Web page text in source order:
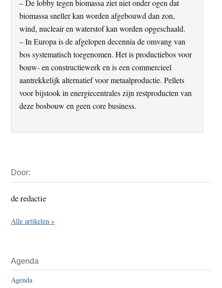
– De lobby tegen biomassa ziet niet onder ogen dat
biomassa sneller kan worden afgebouwd dan zon,
wind, nucleair en waterstof kan worden opgeschaald.
– In Europa is de afgelopen decennia de omvang van
bos systematisch toegenomen. Het is productiebos voor
bouw- en constructiewerk en is een commercieel
aantrekkelijk alternatief voor metaalproductie. Pellets
voor bijstook in energiecentrales zijn restproducten van
deze bosbouw en geen core business.
Sidebar
Door:
de redactie
Alle artikelen »
Agenda
Agenda